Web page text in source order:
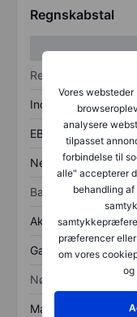
Vores
analysere
tilpasset
forbindelse til
alle" accepterer
behandling
præferencer
om vores
og
Regnskabstal
Resultatopgørelse
Indtægter
EBITDA
Nettoresultat
Balance
Aktiver i alt
Gæld
Nøgletal
Markedsværdi/